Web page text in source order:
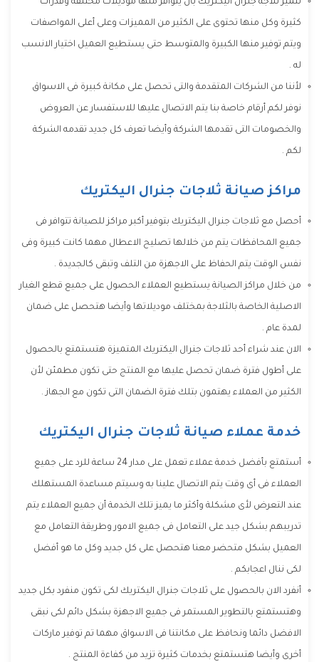
تتميز ثلاجة جنرال اليكتريك بأن يتوافر منها موديلات مختلفة وقدرات
كثيرة وكل منها تحتوى على الكثير من المميزات وعلى أعلى المواصفات
ويتم توفير منها الكبيرة والمتوسط حتى يستطيع العميل اختيار الانسب
له .
لأننا من الشركات المتقدمة والتى تحصل على مكانة كبيرة فى الاسواق
نوفر لكم أرقام خاصة بنا يتم الاتصال عليها للاستفسار عن العروض
والخصومات التى تقدمها الشركة وأيضا تعرف كل جديد تقدمه الشركة
لكم .
مراكز صيانة ثلاجات جنرال اليكتريك
أحصل مع ثلاجات جنرال اليكتريك بتوفير أكبر مراكز للصيانة تتوافر فى
جميع المحافظات يتم من خلالها تصليح الاعطال مهما كانت كبيرة وفى
نفس الوقت يتم الحفاظ على الاجهزة من التلف وتبقى كالجديدة .
من خلال مراكز الصيانة يستطيع العملاء الحصول على جميع قطع الغيار
الاصلية الخاصة بالثلاجة بمختلف موديلاتها وأيضا هتحصل على ضمان
لمدة عام .
الان عند شراء أحد ثلاجات جنرال اليكتريك المتميزة هتستمتع بالحصول
على أطول فترة ضمان تحصل عليها مع المنتج حتى تكون مطمئن لأن
الكثير من العملاء يهتمون بتلك فترة الضمان التى تكون مع الجهاز .
خدمة عملاء صيانة ثلاجات جنرال اليكتريك
أستمتع بأفضل خدمة عملاء تعمل على مدار 24 ساعة للرد على جميع
العملاء فى أى وقت يتم الاتصال علينا به وسيتم مساعدة المستهلك
عند التعرض لأى مشكلة وأكثر ما يميز تلك الخدمة أن جميع العملاء يتم
تدريبهم بشكل جيد على التعامل فى جميع الامور وطريقة التعامل مع
العميل بشكل متحضر معنا هتحصل على كل جديد وكل ما هو أفضل
لكى ننال اعجابكم .
أنفرد الان بالحصول على ثلاجات جنرال اليكتريك لكى تكون منفرد بكل جديد
وهتستمتع بالتطوير المستمر فى جميع الاجهزة بشكل دائم لكى نبقى
الافضل دائما ونحافظ على مكانتنا فى الاسواق مهما تم توفير ماركات
أخرى وأيضا هتستمتع بخدمات كثيرة تزيد من كفاءة المنتج .